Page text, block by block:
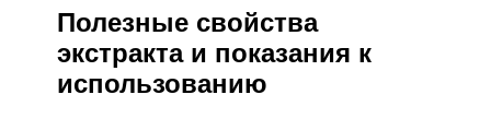
Полезные свойства
экстракта и показания к
использованию